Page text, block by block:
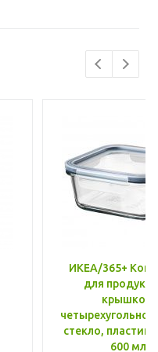
ИКЕА/365+
для
крышкой,
стекло, пластик
600 мл